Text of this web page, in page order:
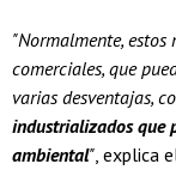
"Normalmente, estos
comerciales, que
varias desventajas,
industrializados que
ambiental" , explica